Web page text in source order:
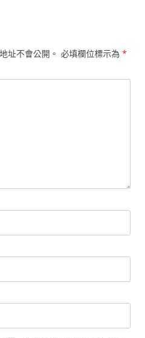
址不會公開。 必填欄位標示為 *